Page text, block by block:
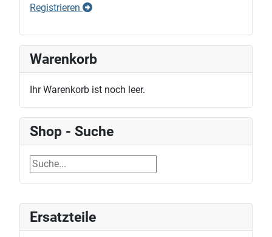
Ersatzteile
Registrieren
Warenkorb
Ihr Warenkorb ist noch leer.
Shop - Suche